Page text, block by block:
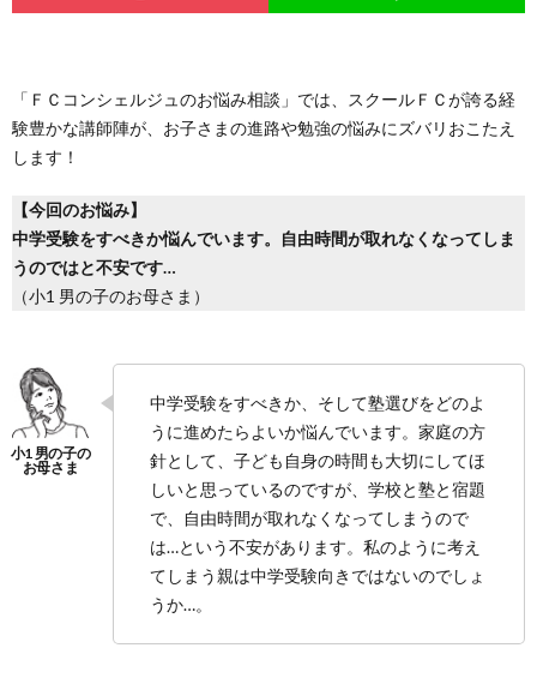
「ＦＣコンシェルジュのお悩み相談」では、スクールＦＣが誇る経
験豊かな講師陣が、お子さまの進路や勉強の悩みにズバリおこたえ
します！
【今回のお悩み】
中学受験をすべきか悩んでいます。自由時間が取れなくなってしま
うのではと不安です…
（小1 男の子のお母さま）
中学受験をすべきか、そして塾選びをどのよ
うに進めたらよいか悩んでいます。家庭の方
針として、子ども自身の時間も大切にしてほ
しいと思っているのですが、学校と塾と宿題
で、自由時間が取れなくなってしまうので
は…という不安があります。私のように考え
てしまう親は中学受験向きではないのでしょ
うか…。